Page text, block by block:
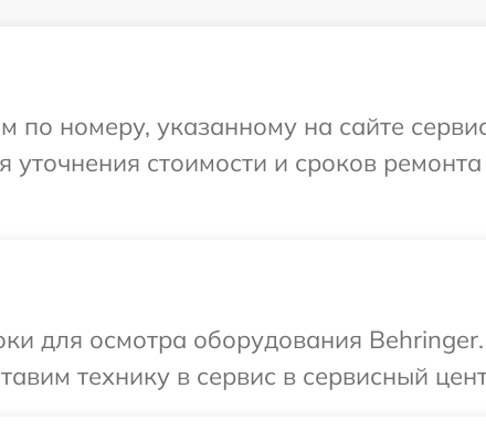
номеру, указанному на сайте
стоимости и сроков
для осмотра оборудования
технику в сервис в сервисный